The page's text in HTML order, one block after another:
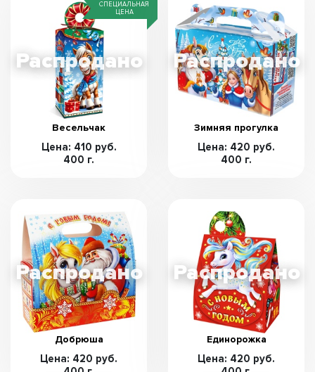
СПЕЦИАЛЬНАЯ
ЦЕНА
Весельчак
Цена: 410 руб.
400 г.
Зимняя прогулка
Цена: 420 руб.
400 г.
Добрюша
Цена: 420 руб.
Единорожка
Цена: 420 руб.